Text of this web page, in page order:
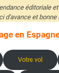
éditoriale
d'avance et bonne
en
Votre vol